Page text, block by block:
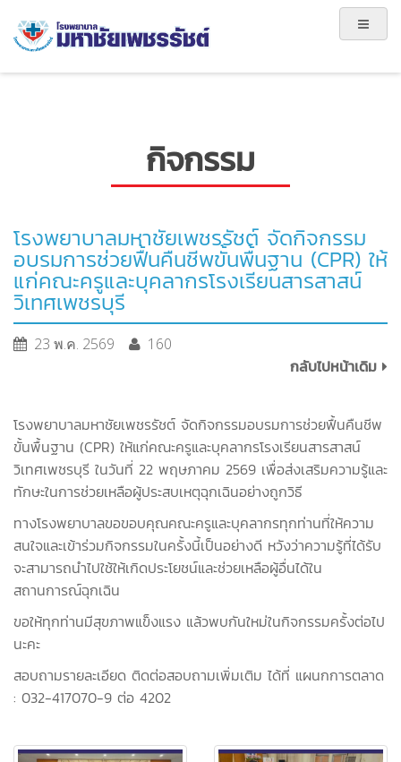
กิจกรรม
โรงพยาบาลมหาชัยเพชรรัชต์ จัดกิจกรรม
อบรมการช่วยฟื้นคืนชีพขั้นพื้นฐาน (CPR) ให้
แก่คณะครูและบุคลากรโรงเรียนสารสาสน์
วิเทศเพชรบุรี
23 พ.ค. 2569 160
กลับไปหน้าเดิม
โรงพยาบาลมหาชัยเพชรรัชต์ จัดกิจกรรมอบรมการช่วยฟื้นคืนชีพ
ขั้นพื้นฐาน (CPR) ให้แก่คณะครูและบุคลากรโรงเรียนสารสาสน์
วิเทศเพชรบุรี ในวันที่ 22 พฤษภาคม 2569 เพื่อส่งเสริมความรู้และ
ทักษะในการช่วยเหลือผู้ประสบเหตุฉุกเฉินอย่างถูกวิธี
ทางโรงพยาบาลขอขอบคุณคณะครูและบุคลากรทุกท่านที่ให้ความ
สนใจและเข้าร่วมกิจกรรมในครั้งนี้เป็นอย่างดี หวังว่าความรู้ที่ได้รับ
จะสามารถนำไปใช้ให้เกิดประโยชน์และช่วยเหลือผู้อื่นได้ใน
สถานการณ์ฉุกเฉิน
ขอให้ทุกท่านมีสุขภาพแข็งแรง แล้วพบกันใหม่ในกิจกรรมครั้งต่อไป
นะคะ
สอบถามรายละเอียด ติดต่อสอบถามเพิ่มเติม ได้ที่ แผนกการตลาด
: 032-417070-9 ต่อ 4202